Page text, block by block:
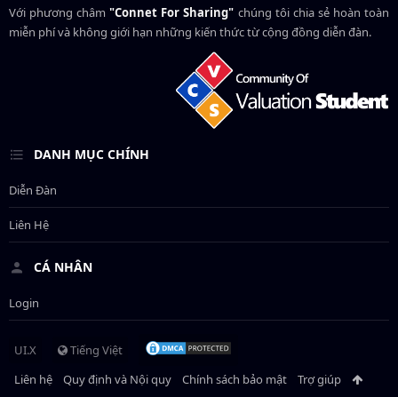
Với phương châm"Connet For Sharing" chúng tôi chia sẻ hoàn toàn
miễn phí và không giới hạn những kiến thức từ cộng đồng diễn đàn.
DANH MỤC CHÍNH
Diễn Đàn
Liên Hệ
CÁ NHÂN
Login
UI.X
Tiếng Việt
Liên hệ
Quy định và Nội quy Chính sách bảo mật Trợ giúp